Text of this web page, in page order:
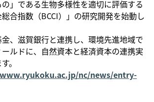
」である生物多様性を適切に評価する
総合指数（BCCI）」の研究開発を始動し
、滋賀銀行と連携し、環境先進地域で
ルドに、自然資本と経済資本の連携実
。
nc/news/entry-